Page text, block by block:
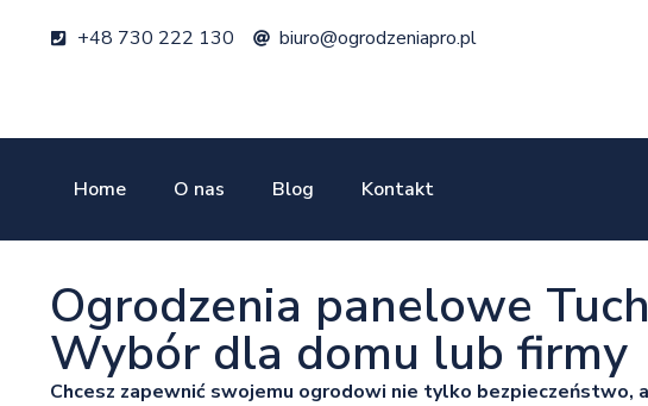
+48 730 222 130 biuro@ogrodzeniapro.pl
Home O nas Blog Kontakt
Ogrodzenia panelowe
Wybór dla domu lub firmy
Chcesz zapewnić swojemu ogrodowi nie tylko bezpieczeństwo,